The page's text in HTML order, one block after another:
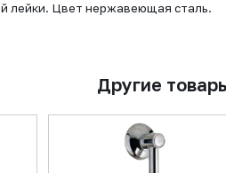
лейки. Цвет нержавеющая сталь.
Другие